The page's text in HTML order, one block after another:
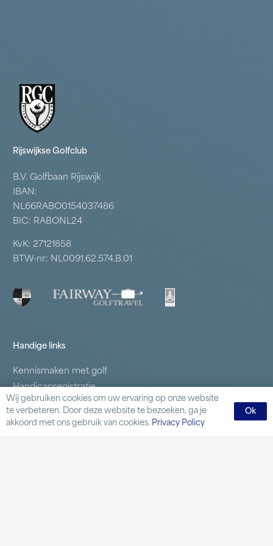
Rijswijkse Golfclub
B.V. Golfbaan Rijswijk
IBAN:
NL66RABO0154037486
BIC: RABONL24
KvK: 27121858
BTW-nr: NL0091.62.574.B.01
Handige links
Kennismaken met golf
Handicapregistratie
Lidmaatschappen
Samenwerkende clubs
Wij gebruiken cookies om uw ervaring op onze website
te verbeteren. Door deze website te bezoeken, ga je
akkoord met ons gebruik van cookies. Privacy Policy
Ok